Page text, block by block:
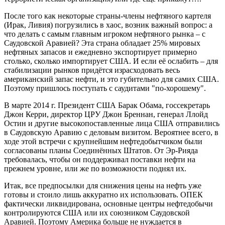
После того как некоторые страны-члены нефтяного картеля
(Ирак, Ливия) погрузились в хаос, возник важный вопрос: а
что делать с самым главным игроком нефтяного рынка – с
Саудовской Аравией? Эта страна обладает 25% мировых
нефтяных запасов и ежедневно экспортирует примерно
столько, сколько импортирует США. И если её ослабить – для
стабилизации рынков придётся израсходовать весь
американский запас нефти, и это губительно для самих США.
Поэтому пришлось поступать с саудитами "по-хорошему".
В марте 2014 г. Президент США Барак Обама, госсекретарь
Джон Керри, директор ЦРУ Джон Бреннан, генерал Ллойд
Остин и другие высокопоставленные лица США отправились
в Саудовскую Аравию с деловым визитом. Вероятнее всего, в
ходе этой встречи c крупнейшим нефтедобытчиком были
согласованы планы Соединённых Штатов. От Эр-Рияда
требовалась, чтобы он поддерживал поставки нефти на
прежнем уровне, или же по возможности поднял их.
Итак, все предпосылки для снижения цены на нефть уже
готовы и стоило лишь аккуратно их использовать. ОПЕК
фактически ликвидирована, основные центры нефтедобычи
контролируются США или их союзником Саудовской
Аравией. Поэтому Америка больше не нуждается в